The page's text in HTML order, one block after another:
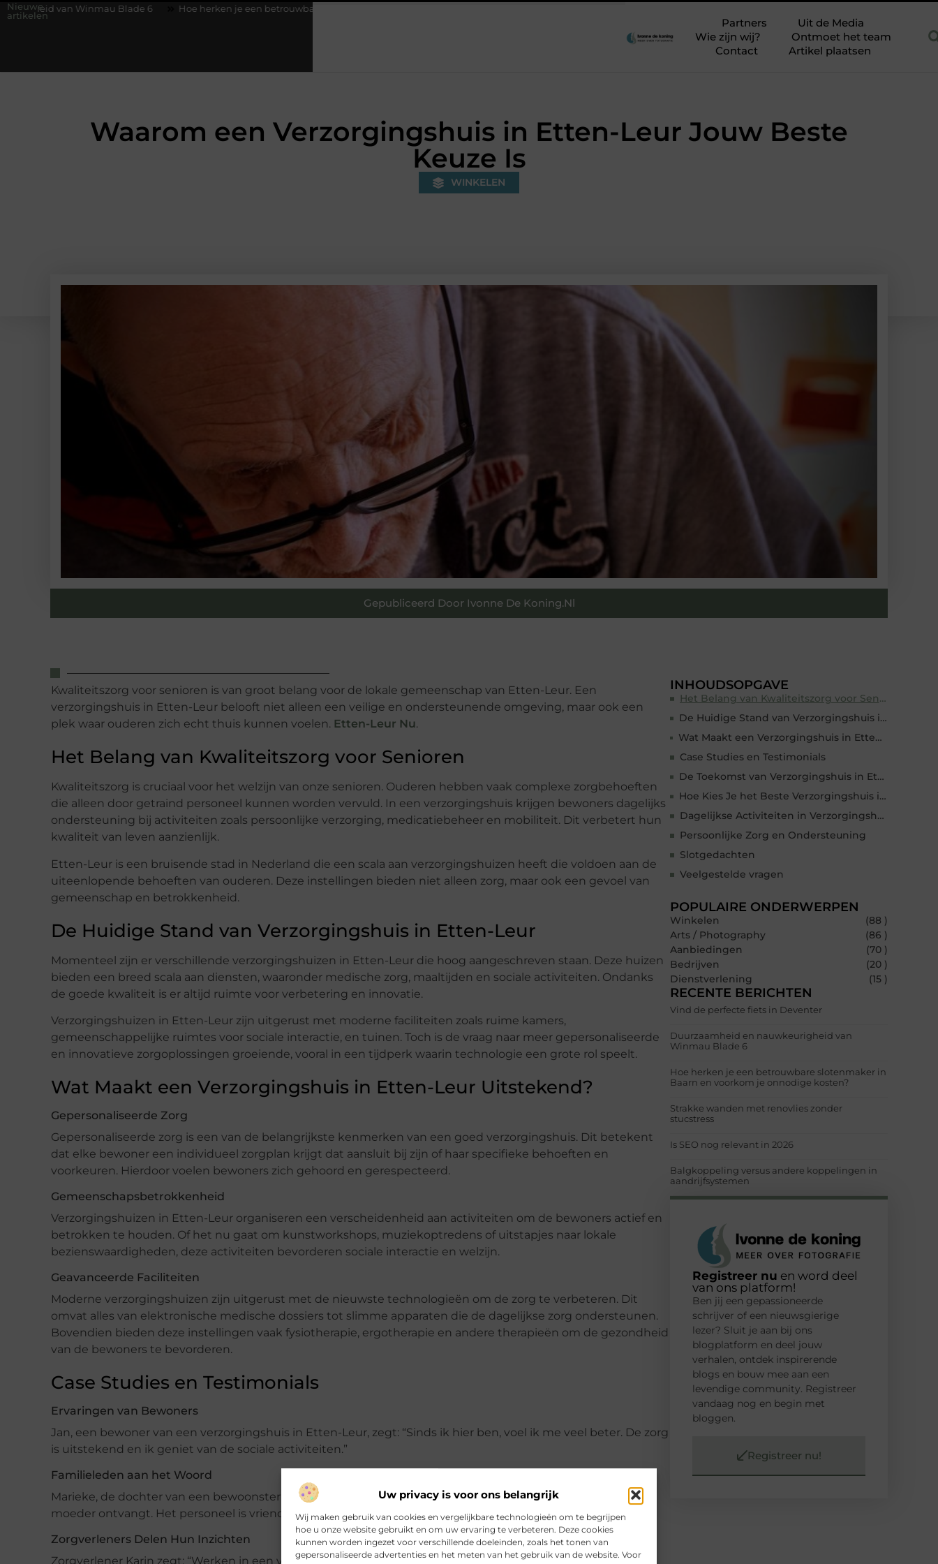
Uw privacy is voor ons belangrijk
Wij maken gebruik van cookies en vergelijkbare technologieën om te begrijpen
hoe u onze website gebruikt en om uw ervaring te verbeteren. Deze cookies
kunnen worden ingezet voor verschillende doeleinden, zoals het tonen van
gepersonaliseerde advertenties en het meten van het gebruik van de website. Voor
Nieuwe
artikelen
Winmau Blade 6 Hoe herken je een betrouwbare slotenmaker in Baarn en voorkom je onnodige kosten?
Partners
Uit de Media
Wie zijn wij?
Ontmoet het team
Contact
Artikel plaatsen
Waarom een Verzorgingshuis in Etten-Leur Jouw Beste
Keuze Is
WINKELEN
Gepubliceerd Door Ivonne De Koning.nl
Kwaliteitszorg voor senioren is van groot belang voor de lokale gemeenschap van Etten-Leur. Een
verzorgingshuis in Etten-Leur belooft niet alleen een veilige en ondersteunende omgeving, maar ook een
plek waar ouderen zich echt thuis kunnen voelen. Etten-Leur Nu.
Het Belang van Kwaliteitszorg voor Senioren
Kwaliteitszorg is cruciaal voor het welzijn van onze senioren. Ouderen hebben vaak complexe zorgbehoeften
die alleen door getraind personeel kunnen worden vervuld. In een verzorgingshuis krijgen bewoners dagelijks
ondersteuning bij activiteiten zoals persoonlijke verzorging, medicatiebeheer en mobiliteit. Dit verbetert hun
kwaliteit van leven aanzienlijk.
Etten-Leur is een bruisende stad in Nederland die een scala aan verzorgingshuizen heeft die voldoen aan de
uiteenlopende behoeften van ouderen. Deze instellingen bieden niet alleen zorg, maar ook een gevoel van
gemeenschap en betrokkenheid.
De Huidige Stand van Verzorgingshuis in Etten-Leur
Momenteel zijn er verschillende verzorgingshuizen in Etten-Leur die hoog aangeschreven staan. Deze huizen
bieden een breed scala aan diensten, waaronder medische zorg, maaltijden en sociale activiteiten. Ondanks
de goede kwaliteit is er altijd ruimte voor verbetering en innovatie.
Verzorgingshuizen in Etten-Leur zijn uitgerust met moderne faciliteiten zoals ruime kamers,
gemeenschappelijke ruimtes voor sociale interactie, en tuinen. Toch is de vraag naar meer gepersonaliseerde
en innovatieve zorgoplossingen groeiende, vooral in een tijdperk waarin technologie een grote rol speelt.
Wat Maakt een Verzorgingshuis in Etten-Leur Uitstekend?
Gepersonaliseerde Zorg
Gepersonaliseerde zorg is een van de belangrijkste kenmerken van een goed verzorgingshuis. Dit betekent
dat elke bewoner een individueel zorgplan krijgt dat aansluit bij zijn of haar specifieke behoeften en
voorkeuren. Hierdoor voelen bewoners zich gehoord en gerespecteerd.
Gemeenschapsbetrokkenheid
Verzorgingshuizen in Etten-Leur organiseren een verscheidenheid aan activiteiten om de bewoners actief en
betrokken te houden. Of het nu gaat om kunstworkshops, muziekoptredens of uitstapjes naar lokale
bezienswaardigheden, deze activiteiten bevorderen sociale interactie en welzijn.
Geavanceerde Faciliteiten
Moderne verzorgingshuizen zijn uitgerust met de nieuwste technologieën om de zorg te verbeteren. Dit
omvat alles van elektronische medische dossiers tot slimme apparaten die de dagelijkse zorg ondersteunen.
Bovendien bieden deze instellingen vaak fysiotherapie, ergotherapie en andere therapieën om de gezondheid
van de bewoners te bevorderen.
Case Studies en Testimonials
Ervaringen van Bewoners
Jan, een bewoner van een verzorgingshuis in Etten-Leur, zegt: “Sinds ik hier ben, voel ik me veel beter. De zorg
is uitstekend en ik geniet van de sociale activiteiten.”
Familieleden aan het Woord
Marieke, de dochter van een bewoonster, deelt haar ervaring: “Ik ben zo dankbaar voor de zorg die mijn
moeder ontvangt. Het personeel is vriendelijk en attent, en de faciliteiten zijn top.”
Zorgverleners Delen Hun Inzichten
Zorgverlener Karin zegt: “Werken in een verzorgingshuis in Etten-Leur is zeer bevredigend. We kunnen echt
INHOUDSOPGAVE
Het Belang van Kwaliteitszorg voor Senioren
De Huidige Stand van Verzorgingshuis in Etten-Leur
Wat Maakt een Verzorgingshuis in Etten-Leur Uitstekend?
Case Studies en Testimonials
De Toekomst van Verzorgingshuis in Etten-Leur
Hoe Kies Je het Beste Verzorgingshuis in Etten-Leur?
Dagelijkse Activiteiten in Verzorgingshuizen
Persoonlijke Zorg en Ondersteuning
Slotgedachten
Veelgestelde vragen
POPULAIRE ONDERWERPEN
Winkelen
(88 )
Arts / Photography
(86 )
Aanbiedingen
(70 )
Bedrijven
(20 )
Dienstverlening
(15 )
RECENTE BERICHTEN
Vind de perfecte fiets in Deventer
Duurzaamheid en nauwkeurigheid van
Winmau Blade 6
Hoe herken je een betrouwbare slotenmaker in
Baarn en voorkom je onnodige kosten?
Strakke wanden met renovlies zonder
stucstress
Is SEO nog relevant in 2026
Balgkoppeling versus andere koppelingen in
aandrijfsystemen
Registreer nu en word deel
van ons platform!
Ben jij een gepassioneerde
schrijver of een nieuwsgierige
lezer? Sluit je aan bij ons
blogplatform en deel jouw
verhalen, ontdek inspirerende
blogs en bouw mee aan een
levendige community. Registreer
vandaag nog en begin met
bloggen.
Registreer nu!